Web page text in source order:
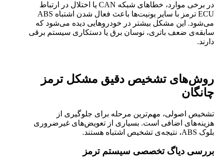
در برخی موارد، خطاهای شبکه CAN یا اختلال در ارتباط
ECU ترمز با سایر یونیت‌ها باعث فعال شدن اشتباه ABS
می‌شود. این مشکل بیشتر در خودروهایی دیده می‌شود که
سابقه‌ی ضعف باتری، نوسان برق یا دستکاری سیستم برقی
دارند.
روش‌های تشخیص دقیق مشکل ترمز
چانگان
تشخیص اصولی، مهم‌ترین مرحله برای جلوگیری از
هزینه‌های اضافی است. بسیاری از تعویض‌های غیرضروری
بلوک ABS، نتیجه‌ی تشخیص اشتباه هستند.
بررسی دیاگ تخصصی سیستم ترمز